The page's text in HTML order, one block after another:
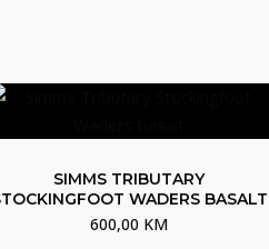
SIMMS TRIBUTARY
WADERS BASALT
600,00 KM